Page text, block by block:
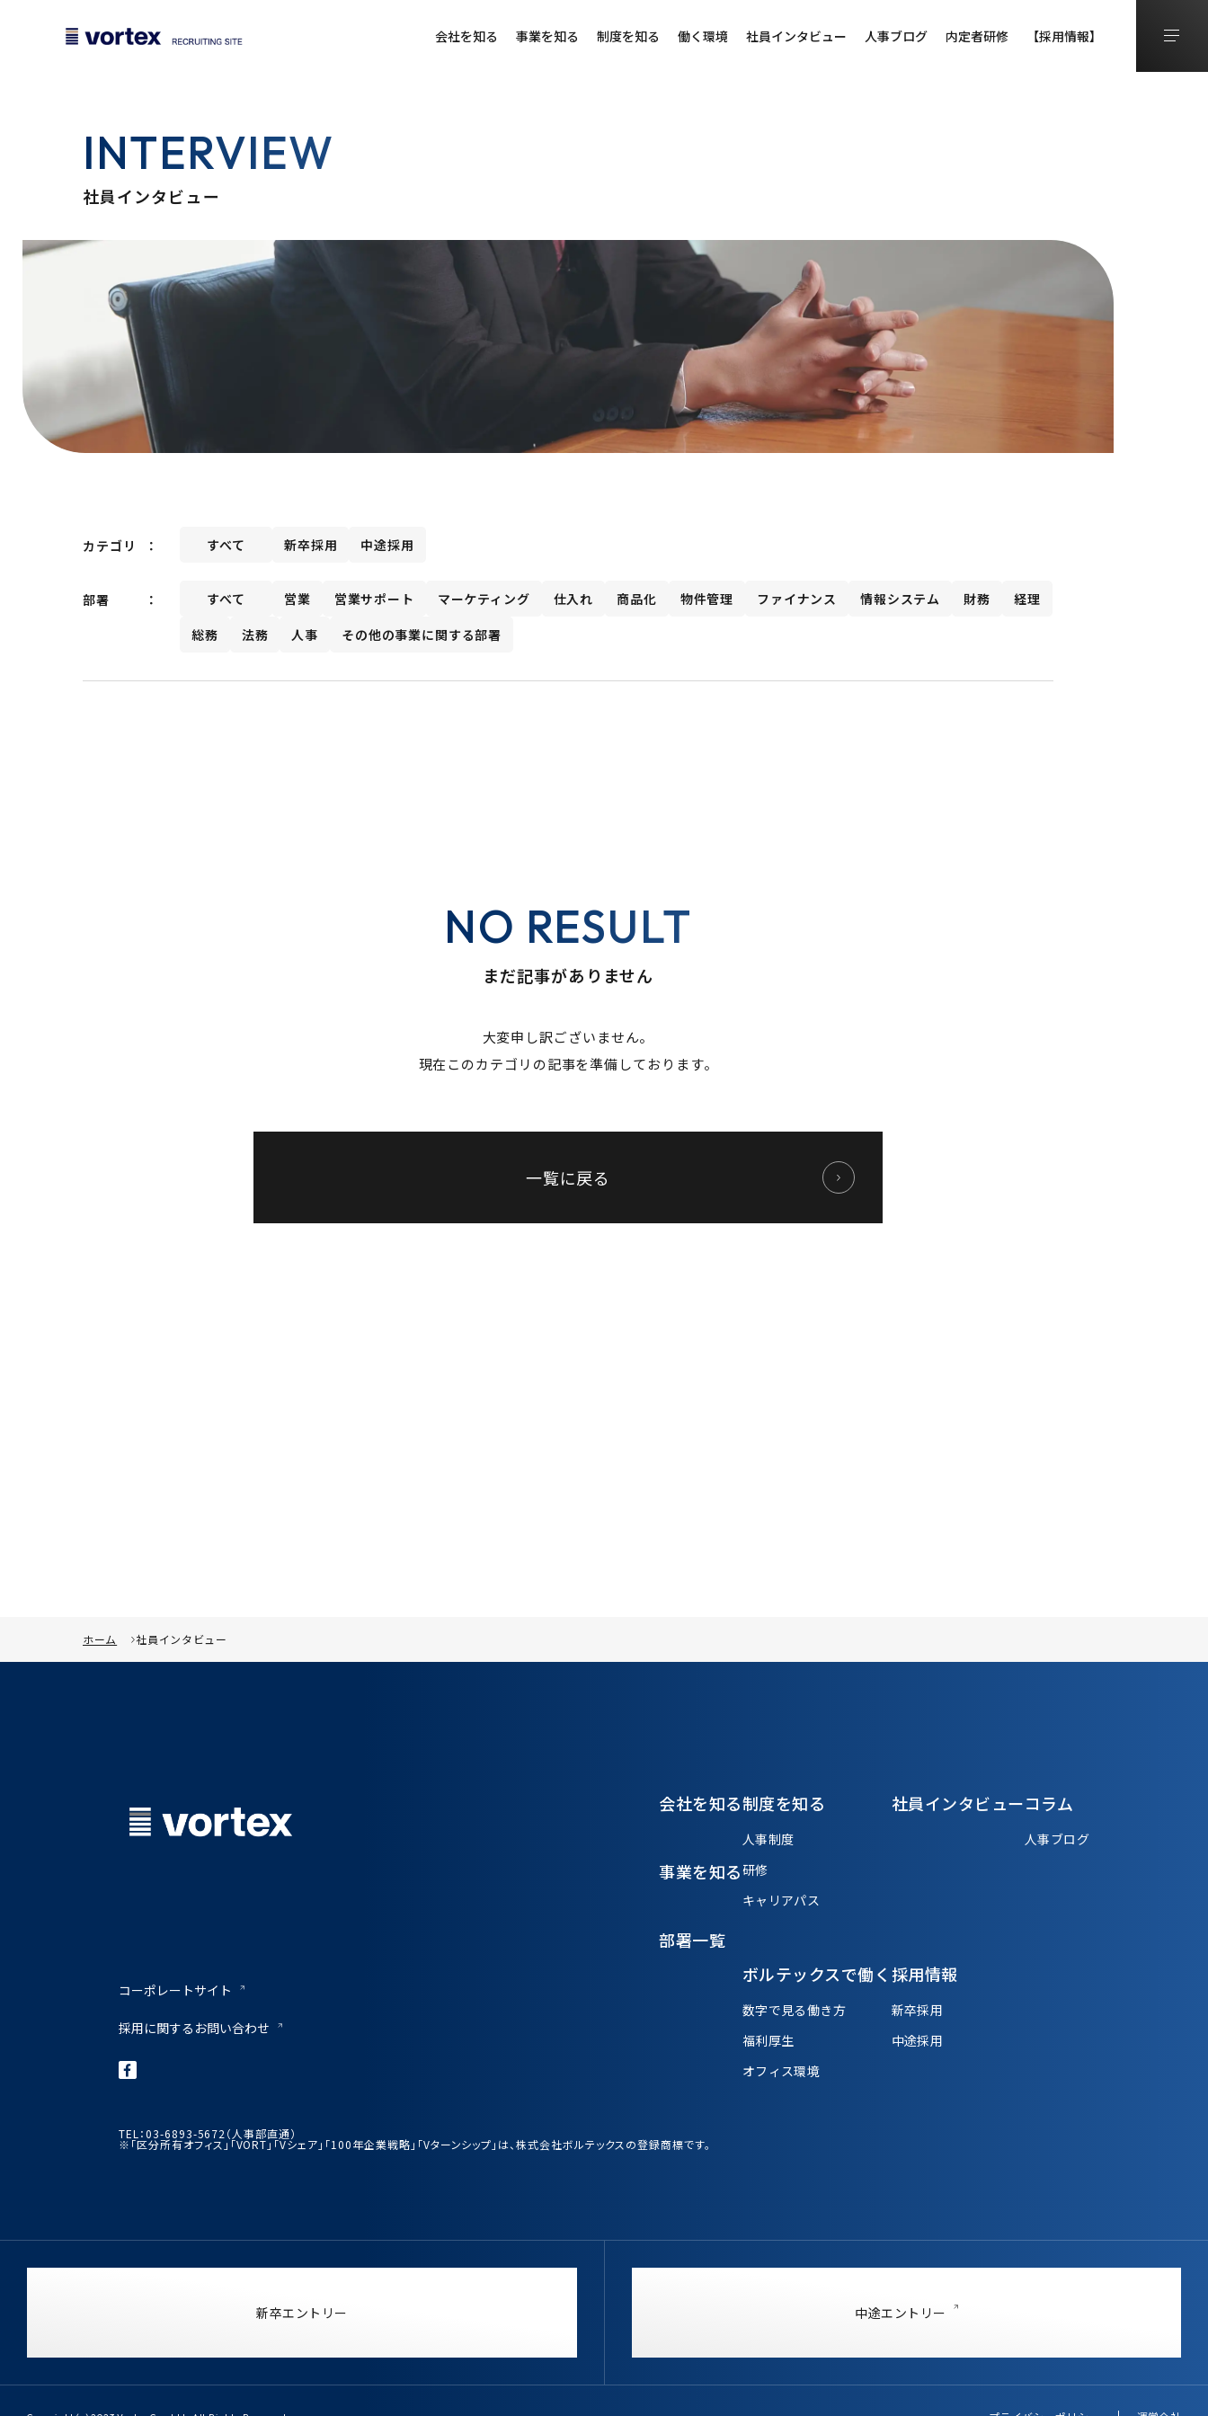
会社を知る 事業を知る 制度を知る 働く環境 社員インタビュー 人事ブログ 内定者研修 【採用情報】
INTERVIEW
社員インタビュー
カテゴリ すべて 新卒採用 中途採用
部署 すべて 営業 営業サポート マーケティング 仕入れ 商品化 物件管理 ファイナンス 情報システム 財務
経理
総務
法務 人事 その他の事業に関する部署
NO RESULT
まだ記事がありません
大変申し訳ございません。
現在このカテゴリの記事を準備しております。
一覧に戻る
ホーム 社員インタビュー
コーポレートサイト
採用に関するお問い合わせ
会社を知る
事業を知る
部署一覧
制度を知る
人事制度
研修
キャリアパス
ボルテックスで働く
数字で見る働き方
福利厚生
オフィス環境
社員インタビュー
採用情報
新卒採用
中途採用
コラム
人事ブログ
TEL：03-6893-5672（人事部直通）
※「区分所有オフィス」「VORT」「Vシェア」「100年企業戦略」「Vターンシップ」は、株式会社ボルテックスの登録商標です。
新卒エントリー 中途エントリー